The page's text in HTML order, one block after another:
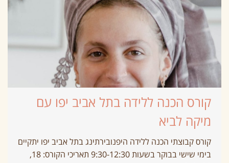
קורס הכנה ללידה בתל אביב יפו עם
מיקה לביא
קורס קבוצתי הכנה ללידה היפנובירתינג בתל אביב יפו יתקיים
בימי שישי בבוקר בשעות 9:30-12:30 תאריכי הקורס: 18,